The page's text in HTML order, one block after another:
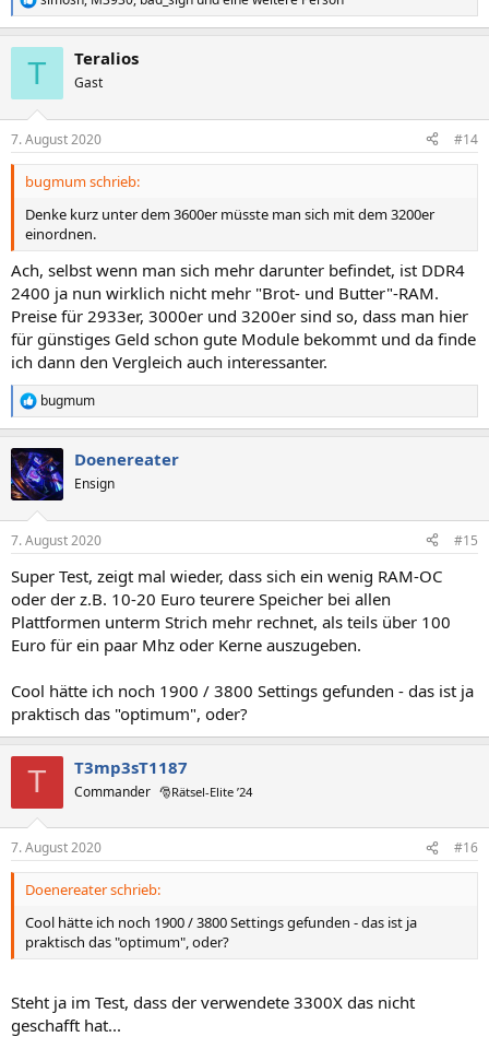
R
e
e
n
T Teralios
Gast
7. August 2020 #14
bugmum schrieb:
Denke kurz unter dem 3600er müsste man sich mit dem 3200er
einordnen.
Ach, selbst wenn man sich mehr darunter befindet, ist DDR4
2400 ja nun wirklich nicht mehr "Brot- und Butter"-RAM.
Preise für 2933er, 3000er und 3200er sind so, dass man hier
für günstiges Geld schon gute Module bekommt und da finde
ich dann den Vergleich auch interessanter.
R
e
k
t
i
e
:
bugmum
Doenereater
Ensign
7. August 2020 #15
Super Test, zeigt mal wieder, dass sich ein wenig RAM-OC
oder der z.B. 10-20 Euro teurere Speicher bei allen
Plattformen unterm Strich mehr rechnet, als teils über 100
Euro für ein paar Mhz oder Kerne auszugeben.
Cool hätte ich noch 1900 / 3800 Settings gefunden - das ist ja
praktisch das "optimum", oder?
T T3mp3sT1187
Commander 🎅Rätsel-Elite ’24
7. August 2020 #16
Doenereater schrieb:
Cool hätte ich noch 1900 / 3800 Settings gefunden - das ist ja
praktisch das "optimum", oder?
Steht ja im Test, dass der verwendete 3300X das nicht
geschafft hat...